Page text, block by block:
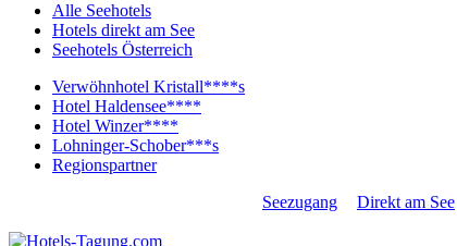
Alle Seehotels
Hotels direkt am See
Seehotels Österreich
Verwöhnhotel Kristall****s
Hotel Haldensee****
Hotel Winzer****
Lohninger-Schober***s
Regionspartner
Seezugang Direkt am See